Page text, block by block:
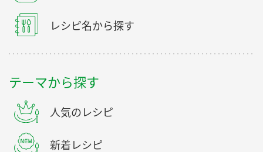
レシピ名から探す
テーマから探す
人気のレシピ
新着レシピ